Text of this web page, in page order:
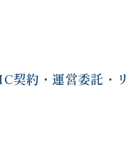
契約・運営委託・